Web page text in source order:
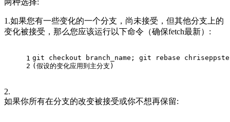
两种选择:
1.如果您有一些变化的一个分支，尚未接受，但其他分支上的
变化被接受，那么您应该运行以下命令（确保fetch最新）:
1
2
git checkout branch_name; git rebase
(假设的变化应用到主分支)
2.
如果你所有在分支的改变被接受或你不想再保留: